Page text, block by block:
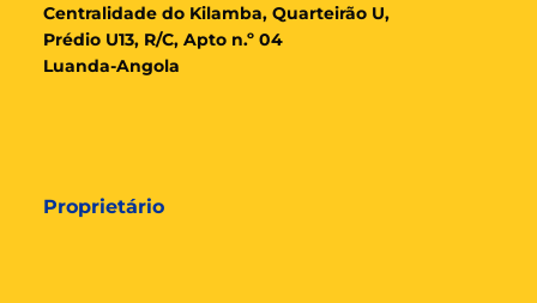
Centralidade do Kilamba, Quarteirão U,
Prédio U13, R/C, Apto n.º 04
Luanda-Angola
Proprietário